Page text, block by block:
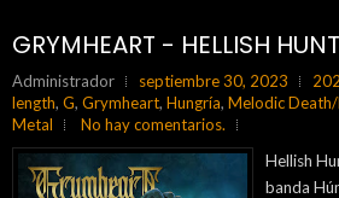
GRYMHEART - HELLISH
Administrador septiembre 30, 2023
length, G, Grymheart, Hungría, Melodic
Metal
No hay comentarios.
Hellish
banda